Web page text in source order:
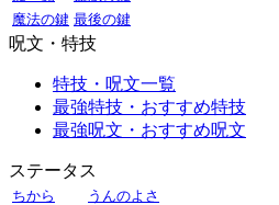
魔法の鍵 最後の鍵
呪文・特技
特技・呪文一覧
最強特技・おすすめ特技
最強呪文・おすすめ呪文
ステータス
ちから
うんのよさ